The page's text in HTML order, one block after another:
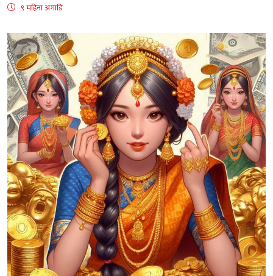
९ महिना अगाडि